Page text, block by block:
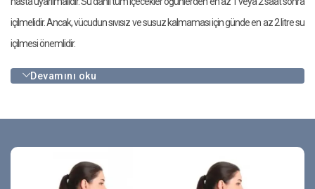
içilmelidir. Ancak, vücudun sıvısız ve susuz kalmaması için günde en az 2 litre su
içilmesi önemlidir.
Devamını oku